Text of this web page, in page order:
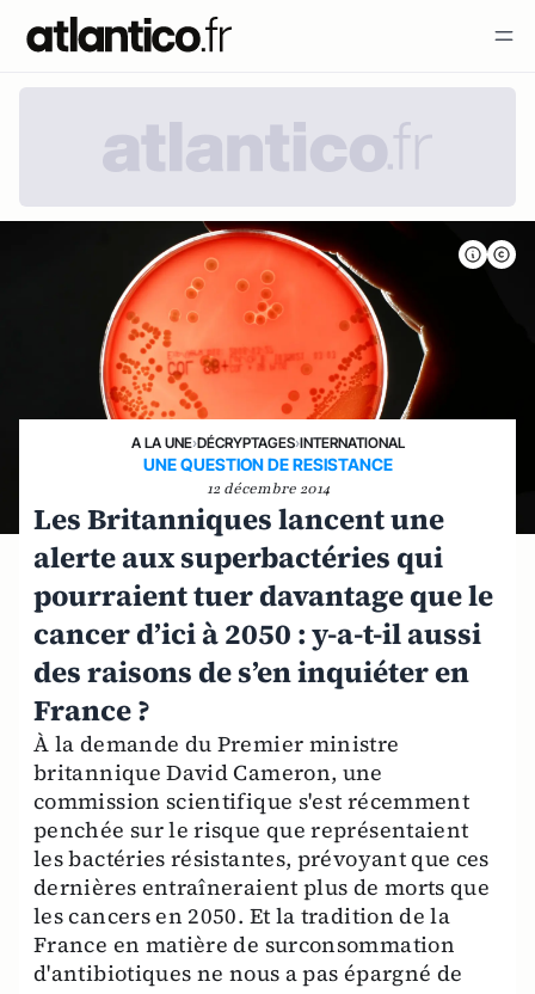
A LA UNE›DÉCRYPTAGES›INTERNATIONAL
UNE QUESTION DE RESISTANCE
12 décembre 2014
Les Britanniques lancent une
alerte aux superbactéries qui
pourraient tuer davantage que le
cancer d’ici à 2050 : y-a-t-il aussi
des raisons de s’en inquiéter en
France ?
À la demande du Premier ministre
britannique David Cameron, une
commission scientifique s'est récemment
penchée sur le risque que représentaient
les bactéries résistantes, prévoyant que ces
dernières entraîneraient plus de morts que
les cancers en 2050. Et la tradition de la
France en matière de surconsommation
d'antibiotiques ne nous a pas épargné de